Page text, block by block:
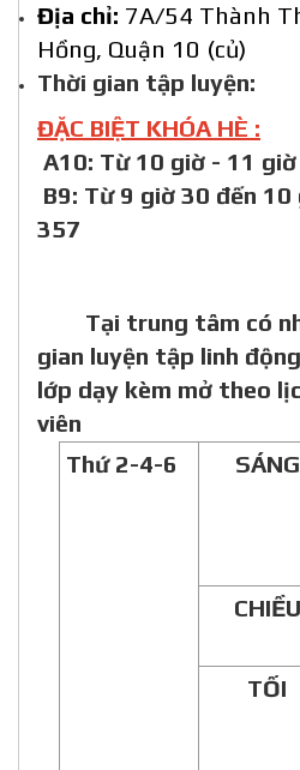
Địa chỉ: 7A/54 Thành
Hồng, Quận 10 (củ)
Thời gian tập luyện:
ĐẶC BIỆT KHÓA HÈ :
A10: Từ 10 giờ - 11
B9: Từ 9 giờ 30 đến
357
Tại trung tâm có
gian luyện tập linh
lớp dạy kèm mở theo
viên
Thứ 2-4-6
SÁNG
CHIỀU
TỐI